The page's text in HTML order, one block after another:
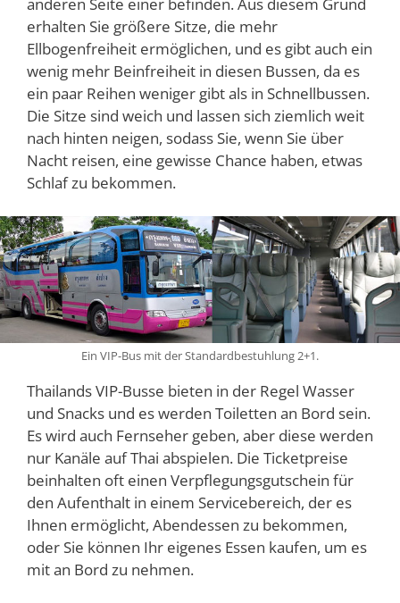
erhalten Sie größere Sitze, die mehr
Ellbogenfreiheit ermöglichen, und es gibt auch ein
wenig mehr Beinfreiheit in diesen Bussen, da es
ein paar Reihen weniger gibt als in Schnellbussen.
Die Sitze sind weich und lassen sich ziemlich weit
nach hinten neigen, sodass Sie, wenn Sie über
Nacht reisen, eine gewisse Chance haben, etwas
Schlaf zu bekommen.
Ein VIP-Bus mit der Standardbestuhlung 2+1.
Thailands VIP-Busse bieten in der Regel Wasser
und Snacks und es werden Toiletten an Bord sein.
Es wird auch Fernseher geben, aber diese werden
nur Kanäle auf Thai abspielen. Die Ticketpreise
beinhalten oft einen Verpflegungsgutschein für
den Aufenthalt in einem Servicebereich, der es
Ihnen ermöglicht, Abendessen zu bekommen,
oder Sie können Ihr eigenes Essen kaufen, um es
mit an Bord zu nehmen.